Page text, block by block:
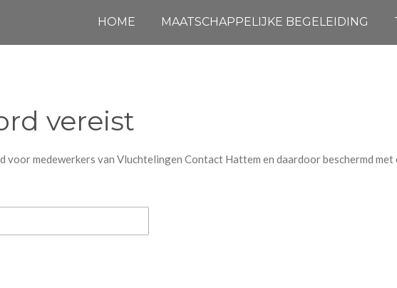
HOME MAATSCHAPPELIJKE BEGELEIDING
vereist
voor medewerkers van Vluchtelingen Contact Hattem en daardoor beschermd